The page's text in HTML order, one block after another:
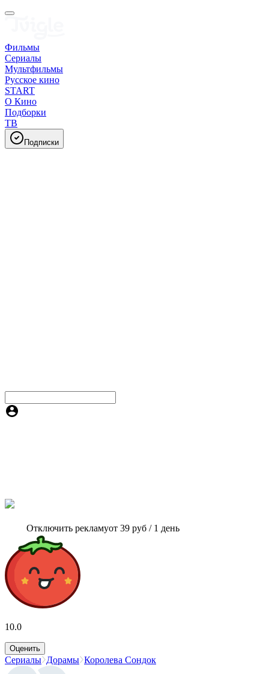
Фильмы
Сериалы
Мультфильмы
Русское кино
START
О Кино
Подборки
ТВ
Подписки
Отключить рекламуот 39 руб / 1 день
10.0
Оценить
Сериалы Дорамы Королева Сондок